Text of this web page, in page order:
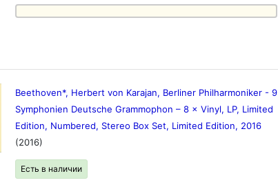
Beethoven*, Herbert von Karajan, Berliner Philharmoniker - 9
Symphonien Deutsche Grammophon ‎– 8 × Vinyl, LP, Limited
Edition, Numbered, Stereo Box Set, Limited Edition, 2016
(2016)
Есть в наличии